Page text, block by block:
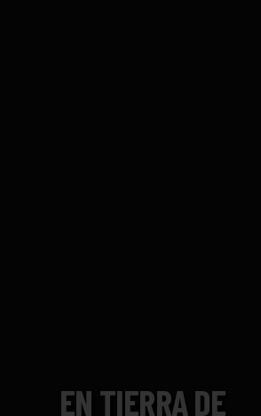
EN TIERRA DE